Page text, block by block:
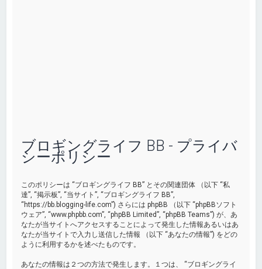
ブロギングライフ BB - プライバ
シーポリシー
このポリシーは “ブロギングライフ BB” とその関連団体 （以下 “私
達”, “掲示板”, “当サイト”, “ブロギングライフ BB”,
“https://bb.blogging-life.com”) さらには phpBB （以下 “phpBBソフト
ウェア”, “www.phpbb.com”, “phpBB Limited”, “phpBB Teams”) が、あ
なたが当サイトへアクセスすることによって発生した情報あるいはあ
なたが当サイトで入力し送信した情報 （以下 “あなたの情報”) をどの
ように利用するかを述べたものです。
あなたの情報は２つの方法で発生します。１つは、 “ブロギングライ